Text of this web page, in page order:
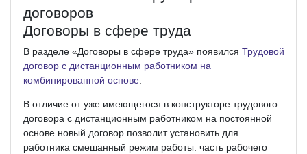
Договоры в сфере труда
В разделе «Договоры в сфере труда» появился Трудовой
договор с дистанционным работником на
комбинированной основе.
В отличие от уже имеющегося в конструкторе трудового
договора с дистанционным работником на постоянной
основе новый договор позволит установить для
работника смешанный режим работы: часть рабочего